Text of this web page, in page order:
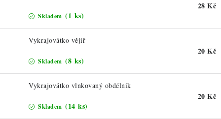
NOVÉ ZBOŽÍ
ZNAČKY
Nepřevzetí zásilky na dobírku
Skladem (1 ks)
28 Kč
Vykrajovátko vějíř
Skladem (8 ks)
20 Kč
Vykrajovátko vlnkovaný obdélník
Skladem (14 ks)
20 Kč